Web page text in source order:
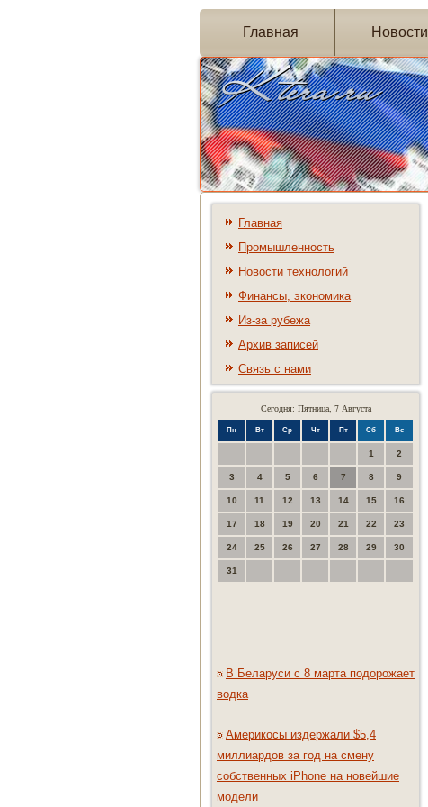
Главная Новости
Главная
Промышленность
Новости технологий
Финансы, экономика
Из-за рубежа
Архив записей
Связь с нами
Сегодня: Пятница, 7 Августа
Пн Вт Ср Чт Пт Сб Вс
1 2
3 4 5 6 7 8 9
10 11 12 13 14 15 16
17 18 19 20 21 22 23
24 25 26 27 28 29 30
31
В Беларуси с 8 марта подорожает
водка
Америкосы издержали $5,4
миллиардов за год на смену
собственных iPhone на новейшие
модели